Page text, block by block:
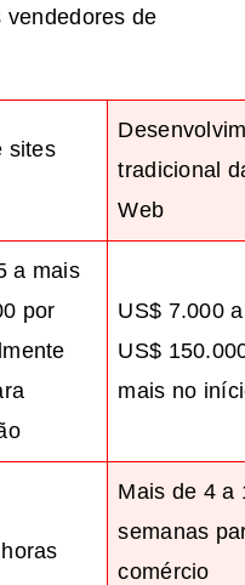
vendedores de
sites
tradicional
Web
a mais
por
US$ 7.000 a
US$
mais no
Mais de 4 a
semanas
comércio